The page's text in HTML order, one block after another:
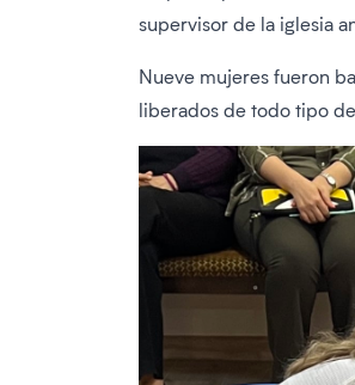
supervisor de la iglesia
Nueve mujeres fueron
liberados de todo tipo